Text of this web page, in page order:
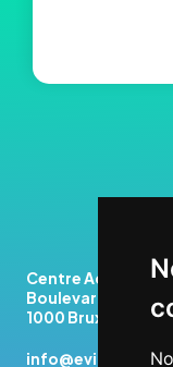
Centre
Boulevard du
1000 Bruxelles
info@evikey.be